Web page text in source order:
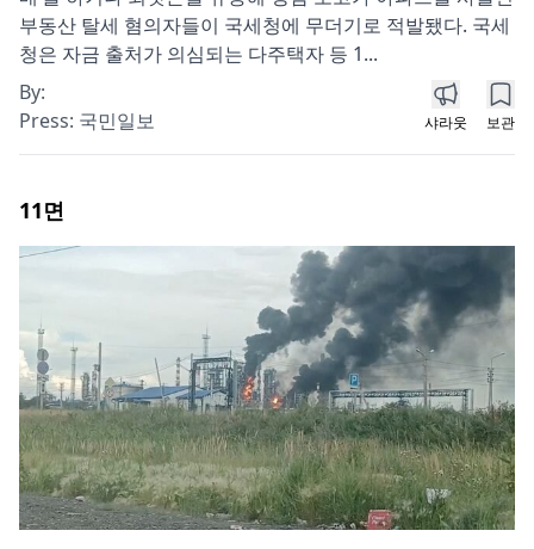
부동산 탈세 혐의자들이 국세청에 무더기로 적발됐다. 국세
청은 자금 출처가 의심되는 다주택자 등 1...
By:
Press: 국민일보 샤라웃 보관
11면